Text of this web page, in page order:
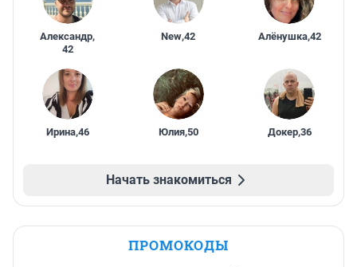
Александр,
42
New,42 Алёнушка,42
Ирина,46 Юлия,50 Докер,36
Начать знакомиться
ПРОМОКОДЫ